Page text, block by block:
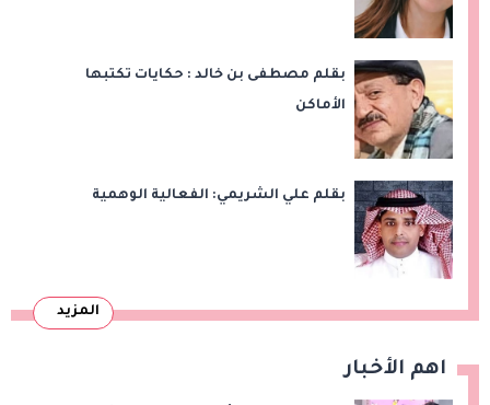
بقلم مصطفى بن خالد : حكايات تكتبها
الأماكن
بقلم علي الشريمي: الفعالية الوهمية
المزيد
اهم الأخبار